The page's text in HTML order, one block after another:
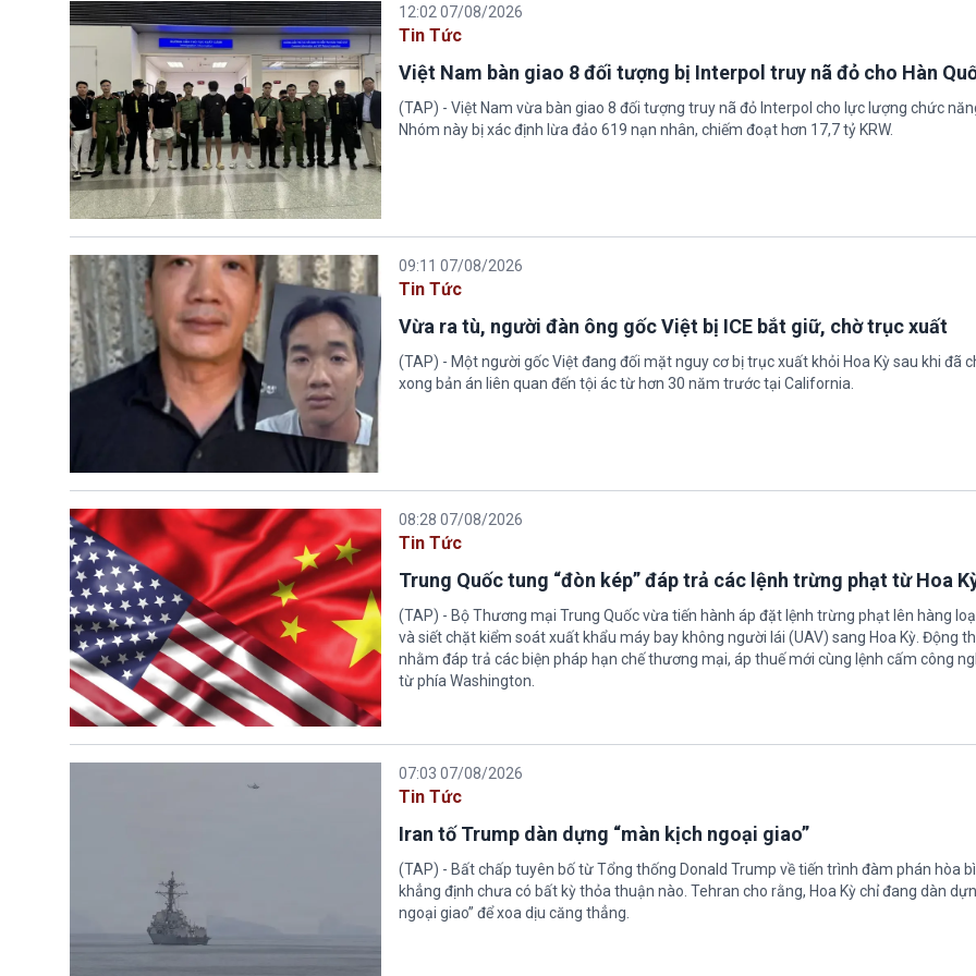
12:02 07/08/2026
Tin Tức
Việt Nam bàn giao 8 đối tượng bị Interpol truy nã đỏ cho Hàn
(TAP) - Việt Nam vừa bàn giao 8 đối tượng truy nã đỏ Interpol cho lực lượng chức
Nhóm này bị xác định lừa đảo 619 nạn nhân, chiếm đoạt hơn 17,7 tỷ KRW.
09:11 07/08/2026
Tin Tức
Vừa ra tù, người đàn ông gốc Việt bị ICE bắt giữ, chờ trục xuất
(TAP) - Một người gốc Việt đang đối mặt nguy cơ bị trục xuất khỏi Hoa Kỳ sau khi đã
xong bản án liên quan đến tội ác từ hơn 30 năm trước tại California.
08:28 07/08/2026
Tin Tức
Trung Quốc tung “đòn kép” đáp trả các lệnh trừng phạt từ Hoa
(TAP) - Bộ Thương mại Trung Quốc vừa tiến hành áp đặt lệnh trừng phạt lên hàng
và siết chặt kiểm soát xuất khẩu máy bay không người lái (UAV) sang Hoa Kỳ. Động
nhằm đáp trả các biện pháp hạn chế thương mại, áp thuế mới cùng lệnh cấm công
từ phía Washington.
07:03 07/08/2026
Tin Tức
Iran tố Trump dàn dựng “màn kịch ngoại giao”
(TAP) - Bất chấp tuyên bố từ Tổng thống Donald Trump về tiến trình đàm phán hòa
khẳng định chưa có bất kỳ thỏa thuận nào. Tehran cho rằng, Hoa Kỳ chỉ đang dàn
ngoại giao” để xoa dịu căng thẳng.